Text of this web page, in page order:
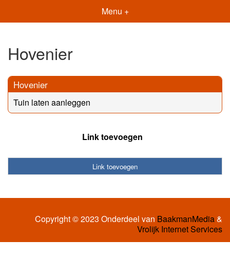
Menu +
Hovenier
Hovenier
Tuin laten aanleggen
Link toevoegen
Link toevoegen
Copyright © 2023 Onderdeel van BaakmanMedia&
Vrolijk Internet Services